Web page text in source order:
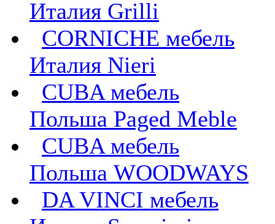
Италия Grilli
CORNICHE мебель
Италия Nieri
CUBA мебель
Польша Paged Meble
CUBA мебель
Польша WOODWAYS
DA VINCI мебель